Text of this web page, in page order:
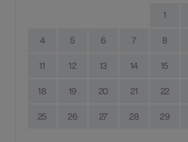
1
4 5 6 7 8
11 12 13 14 15
18 19 20 21 22
25 26 27 28 29